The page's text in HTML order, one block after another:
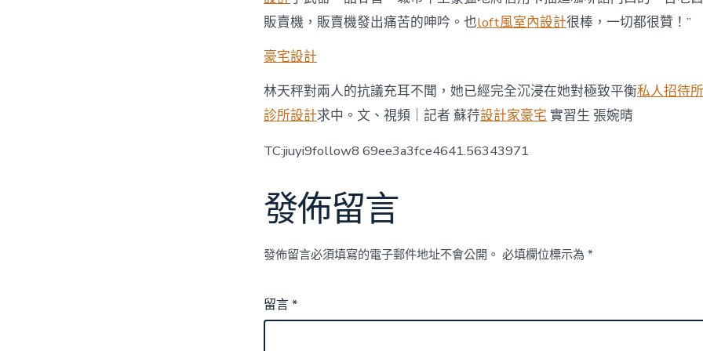
販賣機，販賣機發出痛苦的呻吟。也loft風室內設計很棒，一切都很贊！”
豪宅設計
林天秤對兩人的抗議充耳不聞，她已經完全沉浸在她對極致平衡私人招待
診所設計求中。文、視頻｜記者 蘇荇設計家豪宅 實習生 張婉晴
TC:jiuyi9follow8 69ee3a3fce4641.56343971
發佈留言
發佈留言必須填寫的電子郵件地址不會公開。 必填欄位標示為 *
留言*